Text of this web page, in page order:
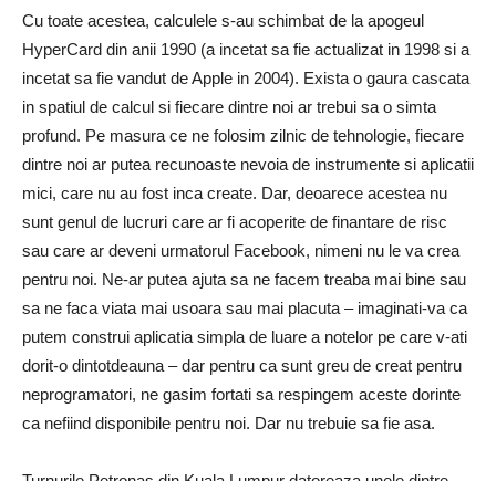
Cu toate acestea, calculele s-au schimbat de la apogeul
HyperCard din anii 1990 (a incetat sa fie actualizat in 1998 si a
incetat sa fie vandut de Apple in 2004). Exista o gaura cascata
in spatiul de calcul si fiecare dintre noi ar trebui sa o simta
profund. Pe masura ce ne folosim zilnic de tehnologie, fiecare
dintre noi ar putea recunoaste nevoia de instrumente si aplicatii
mici, care nu au fost inca create. Dar, deoarece acestea nu
sunt genul de lucruri care ar fi acoperite de finantare de risc
sau care ar deveni urmatorul Facebook, nimeni nu le va crea
pentru noi. Ne-ar putea ajuta sa ne facem treaba mai bine sau
sa ne faca viata mai usoara sau mai placuta – imaginati-va ca
putem construi aplicatia simpla de luare a notelor pe care v-ati
dorit-o dintotdeauna – dar pentru ca sunt greu de creat pentru
neprogramatori, ne gasim fortati sa respingem aceste dorinte
ca nefiind disponibile pentru noi. Dar nu trebuie sa fie asa.